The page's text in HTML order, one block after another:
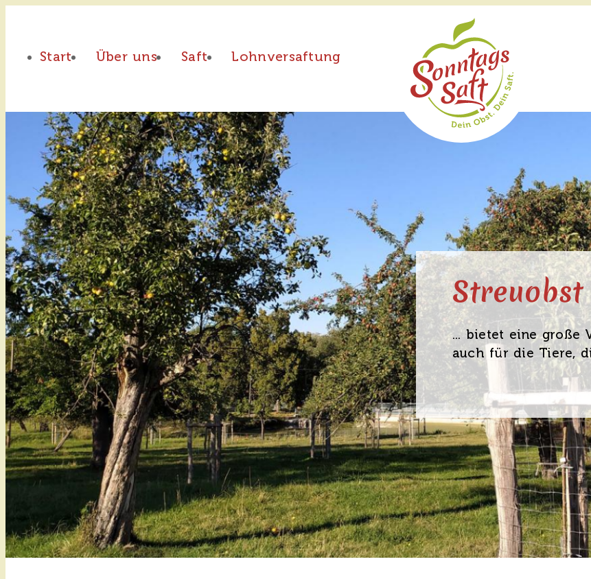
Start Über uns Saft Lohnversaftung
Streuobst
... bietet eine große
auch für die Tiere,